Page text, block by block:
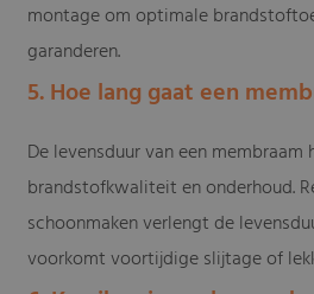
montage om optimale
garanderen.
5. Hoe lang gaat een
De levensduur van een
brandstofkwaliteit en onderhoud.
schoonmaken verlengt de
voorkomt voortijdige slijtage of